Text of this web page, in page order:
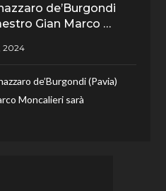
de’Burgondi
Gian Marco …
de’Burgondi (Pavia)
Moncalieri sarà